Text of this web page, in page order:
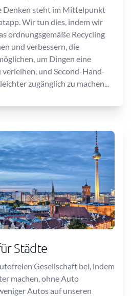
Denken steht im Mittelpunkt
Wir tun dies, indem wir
ordnungsgemäße Recycling
und verbessern, die
um Dingen eine
verleihen, und Second-Hand-
zugänglich zu machen...
Städte
Gesellschaft bei, indem
machen, ohne Auto
Autos auf unseren